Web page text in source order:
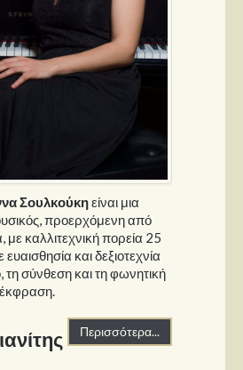
Σουλκούκηείναι μια
προερχόμενη από
με καλλιτεχνική πορεία 25
και δεξιοτεχνία
σύνθεση και τη φωνητική
έκφραση.
Περισσότερα...